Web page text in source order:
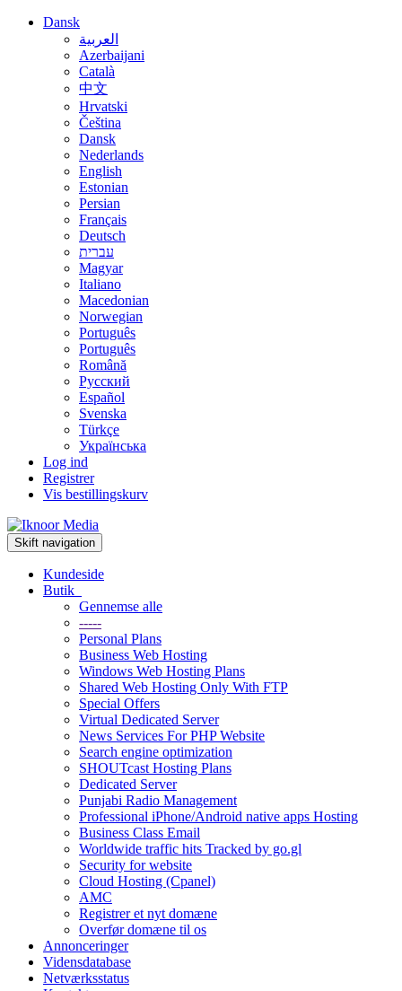
Dansk
العربية
Azerbaijani
Català
中文
Hrvatski
Čeština
Dansk
Nederlands
English
Estonian
Persian
Français
Deutsch
עברית
Magyar
Italiano
Macedonian
Norwegian
Português
Português
Română
Русский
Español
Svenska
Türkçe
Українська
Log ind
Registrer
Vis bestillingskurv
Skift navigation
Kundeside
Butik
Gennemse alle
-----
Personal Plans
Business Web Hosting
Windows Web Hosting Plans
Shared Web Hosting Only With FTP
Special Offers
Virtual Dedicated Server
News Services For PHP Website
Search engine optimization
SHOUTcast Hosting Plans
Dedicated Server
Punjabi Radio Management
Professional iPhone/Android native apps Hosting
Business Class Email
Worldwide traffic hits Tracked by go.gl
Security for website
Cloud Hosting (Cpanel)
AMC
Registrer et nyt domæne
Overfør domæne til os
Annonceringer
Vidensdatabase
Netværksstatus